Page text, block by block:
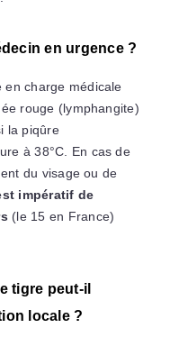
en urgence ?
en charge médicale
rouge (lymphangite)
la piqûre
à 38°C. En cas de
du visage ou de
impératif de
(le 15 en France)
tigre peut-il
locale ?